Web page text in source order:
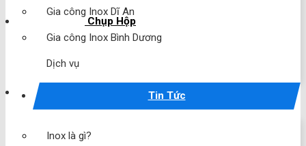
Gia công Inox Dĩ An
Gia công Inox Bình Dương
Dịch vụ
Tin Tức
Inox là gì?
Chụp Hộp